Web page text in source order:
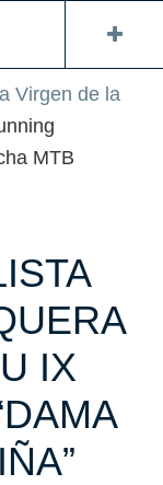
Virgen de la
MTB
IX